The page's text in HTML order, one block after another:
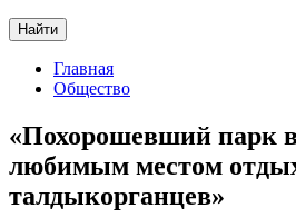
Найти
Главная
Общество
«Похорошевший парк
любимым местом
талдыкорганцев»